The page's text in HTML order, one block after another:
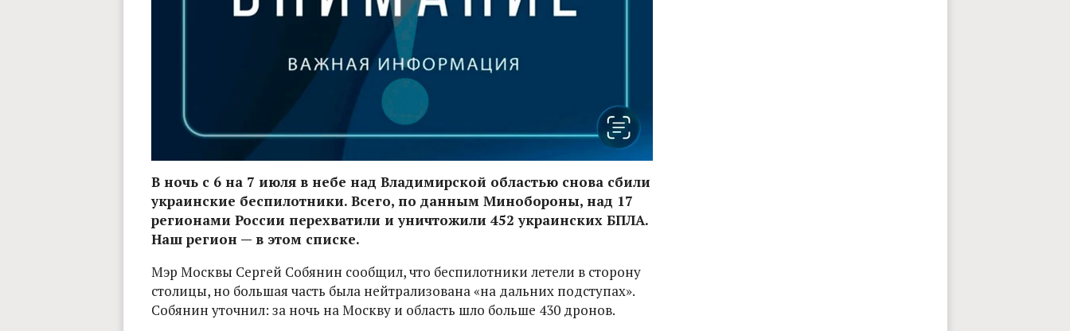
В ночь с 6 на 7 июля в небе над Владимирской областью снова сбили
украинские беспилотники. Всего, по данным Минобороны, над 17
регионами России перехватили и уничтожили 452 украинских БПЛА.
Наш регион — в этом списке.
Мэр Москвы Сергей Собянин сообщил, что беспилотники летели в сторону
столицы, но большая часть была нейтрализована «на дальних подступах».
Собянин уточнил: за ночь на Москву и область шло больше 430 дронов.